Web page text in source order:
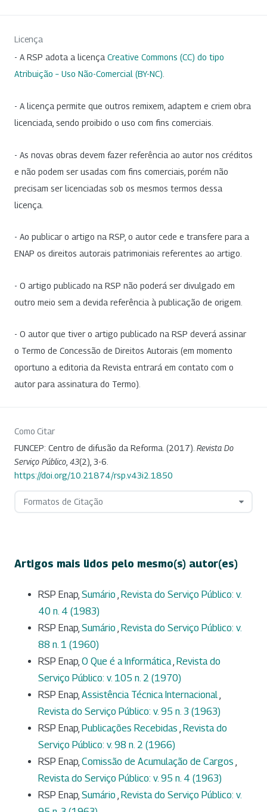
Licença
- A RSP adota a licença Creative Commons (CC) do tipo
Atribuição – Uso Não-Comercial (BY-NC)
- A licença permite que outros remixem, adaptem e criem obra
licenciada, sendo proibido o uso com fins comerciais.
- As novas obras devem fazer referência ao autor nos créditos
e não podem ser usadas com fins comerciais, porém não
precisam ser licenciadas sob os mesmos termos dessa
licença.
- Ao publicar o artigo na RSP, o autor cede e transfere para a
ENAP os direitos autorais patrimoniais referentes ao artigo.
- O artigo publicado na RSP não poderá ser divulgado em
outro meio sem a devida referência à publicação de origem.
- O autor que tiver o artigo publicado na RSP deverá assinar
o Termo de Concessão de Direitos Autorais (em momento
oportuno a editoria da Revista entrará em contato com o
autor para assinatura do Termo).
Como Citar
FUNCEP: Centro de difusão da Reforma. (2017). Revista Do
Serviço Público 43(2), 3-6.
https://doi.org/10.21874/rsp.v43i2.1850
Formatos de Citação
Artigos mais lidos pelo mesmo(s) autor(es)
RSP Enap, Sumário , Revista do Serviço Público: v.
40 n. 4 (1983)
RSP Enap, Sumário , Revista do Serviço Público: v.
88 n. 1 (1960)
RSP Enap, O Que é a Informática, Revista do
Serviço Público: v. 105 n. 2 (1970)
RSP Enap, Assistência Técnica Internacional,
Revista do Serviço Público: v. 95 n. 3 (1963)
RSP Enap, Publicações Recebidas , Revista do
Serviço Público: v. 98 n. 2 (1966)
RSP Enap, Comissão de Acumulação de Cargos ,
Revista do Serviço Público: v. 95 n. 4 (1963)
RSP Enap, Sumário , Revista do Serviço Público: v.